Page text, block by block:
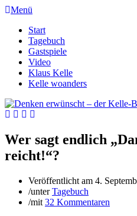
Menü
Start
Tagebuch
Gastspiele
Video
Klaus Kelle
Kelle woanders
Wer sagt endlich
reicht!“?
Veröffentlicht am 4.
/unterTagebuch
/mit 32 Kommentaren